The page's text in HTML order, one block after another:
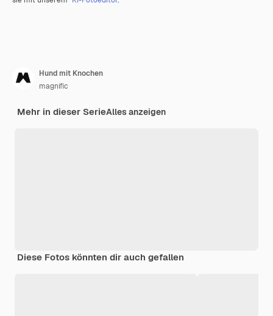
Hund mit Knochen
magnific
Mehr in dieser SerieAlles anzeigen
Diese Fotos könnten dir auch gefallen